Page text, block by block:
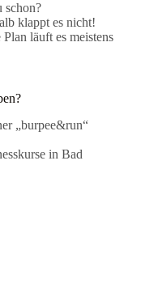
schon?
klappt es nicht!
läuft es meistens
„burpee&run“
in Bad